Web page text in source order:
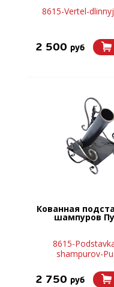
8615-Vertel-
2 500 руб
Кованная
шампуров
8615-
shampurov-
2 750 руб